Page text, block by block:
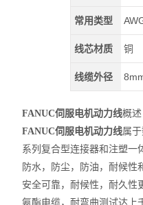
常用类型
线芯材质 铜
线缆外径
FANUC伺服电机动力线概述
FANUC伺服电机动力线属
系列复合型连接器和注塑一
防水，防尘，防油，耐候性
安全可靠，耐候性，耐久性
氨酯电缆，耐弯曲测试达上